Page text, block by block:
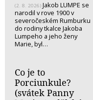
(2. 8. 2026) Jakob LUMPE se
narodil v rove 1900 v
severočeském Rumburku
do rodiny tkalce Jakoba
Lumpeho a jeho ženy
Marie, byl…
Co je to
Porciunkule?
(svátek Panny